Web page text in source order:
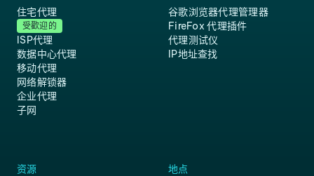
住宅代理
受歡迎的
ISP代理
数据中心代理
移动代理
网络解锁器
企业代理
子网
谷歌浏览器代理管理器
FireFox 代理插件
代理测试仪
IP地址查找
资源 地点